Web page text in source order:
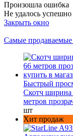
Произошла ошибка
Не удалось успешно
Закрыть окно
Самые
Быстрый
Скотч
метров
шт
Хит продаж